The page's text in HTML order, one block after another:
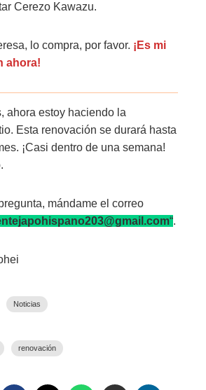
Cerezo Kawazu.
lo compra, por favor. ¡Es mi
ahora!
ahora estoy haciendo la
Esta renovación se durará hasta
¡Casi dentro de una semana!
mándame el correo
“.
Noticias
renovación